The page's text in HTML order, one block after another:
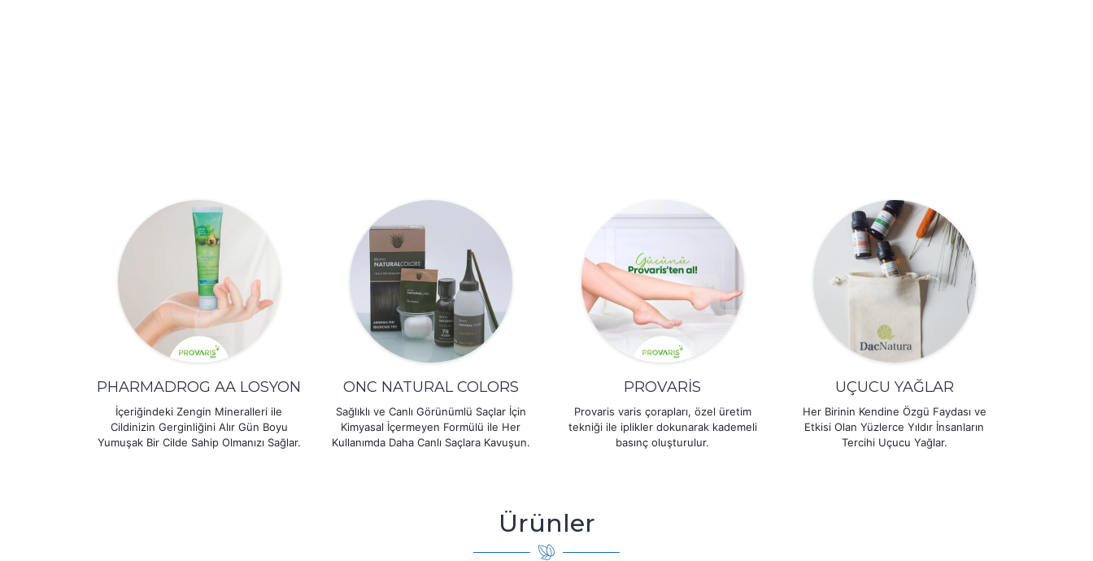
PHARMADROG AA LOSYON
İçeriğindeki Zengin Mineralleri ile
Cildinizin Gerginliğini Alır Gün Boyu
Yumuşak Bir Cilde Sahip Olmanızı Sağlar.
ONC NATURAL COLORS
Sağlıklı ve Canlı Görünümlü Saçlar İçin
Kimyasal İçermeyen Formülü ile Her
Kullanımda Daha Canlı Saçlara Kavuşun.
PROVARİS
Provaris varis çorapları, özel üretim
tekniği ile iplikler dokunarak kademeli
basınç oluşturulur.
UÇUCU YAĞLAR
Her Birinin Kendine Özgü Faydası ve
Etkisi Olan Yüzlerce Yıldır İnsanların
Tercihi Uçucu Yağlar.
Ürünler